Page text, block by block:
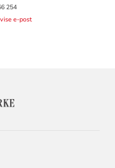
254
e-post
KONTAKTINFORMASJON